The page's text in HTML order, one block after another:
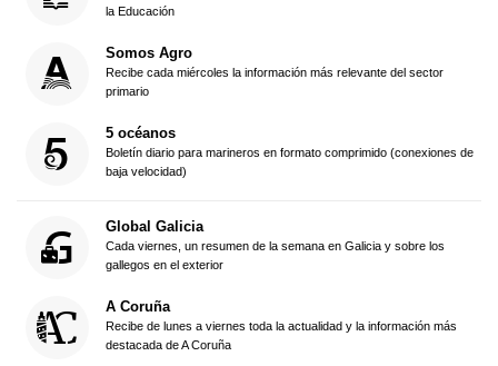
la Educación
Somos Agro
Recibe cada miércoles la información más relevante del sector
primario
5 océanos
Boletín diario para marineros en formato comprimido (conexiones de
baja velocidad)
Global Galicia
Cada viernes, un resumen de la semana en Galicia y sobre los
gallegos en el exterior
A Coruña
Recibe de lunes a viernes toda la actualidad y la información más
destacada de A Coruña